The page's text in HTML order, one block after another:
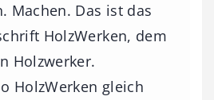
Machen. Das ist das
HolzWerken, dem
Holzwerker.
HolzWerken gleich